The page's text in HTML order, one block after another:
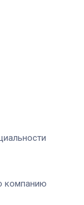
компанию